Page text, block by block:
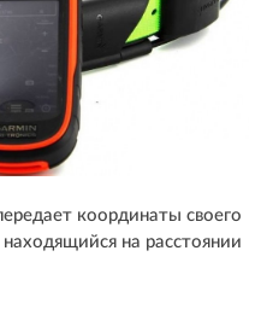
координаты своего
на расстоянии